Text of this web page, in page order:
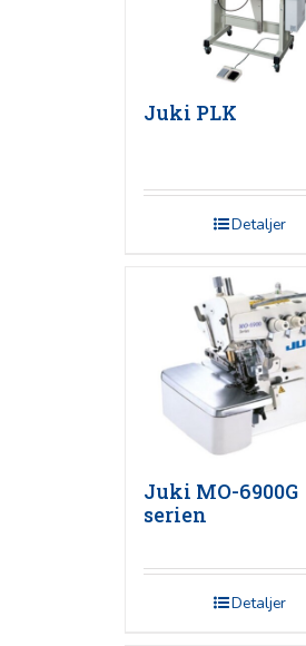
Juki PLK
Detaljer
Juki MO-6900G
serien
Detaljer